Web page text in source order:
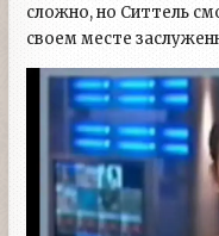
сложно, но Ситтель
своем месте